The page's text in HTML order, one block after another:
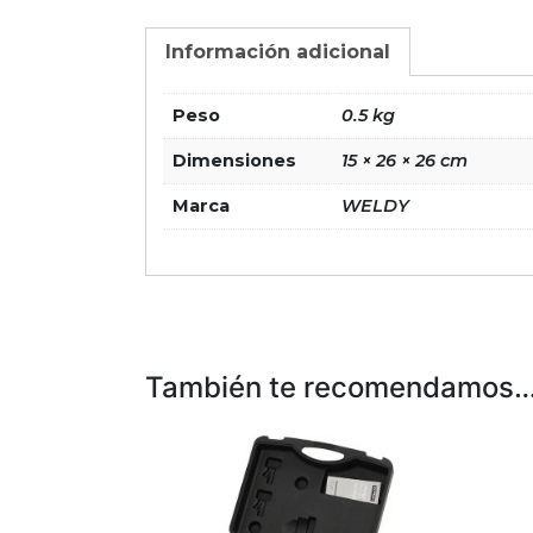
Información adicional
Peso 0.5 kg
Dimensiones 15 × 26 × 26 cm
Marca WELDY
También te